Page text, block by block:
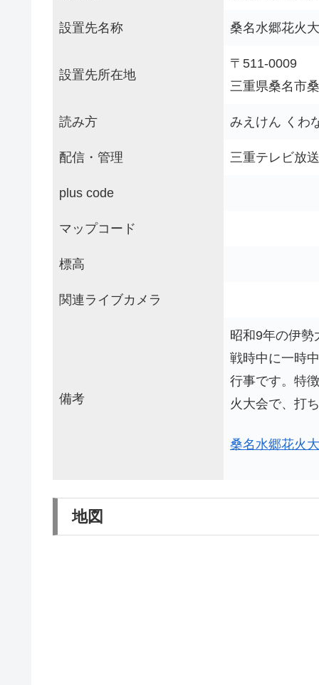
設置先名称 桑名水郷花火
設置先所在地
〒511-0009
三重県桑名市
読み方 みえけん くわ
配信・管理 三重テレビ放送
plus code
マップコード
標高
関連ライブカメラ
備考
昭和9年の伊勢
戦時中に一時
行事です。特
火大会で、打
桑名水郷花火
地図